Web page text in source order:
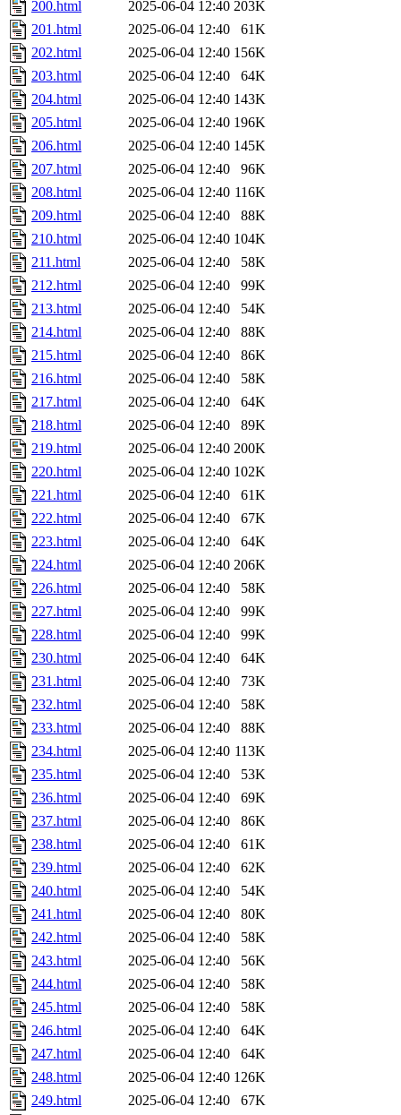
200.html
2025-06-04 12:40 203K
201.html
2025-06-04 12:40
61K
202.html
2025-06-04 12:40 156K
203.html
2025-06-04 12:40
64K
204.html
2025-06-04 12:40 143K
205.html
2025-06-04 12:40 196K
206.html
2025-06-04 12:40 145K
207.html
2025-06-04 12:40
96K
208.html
2025-06-04 12:40 116K
209.html
2025-06-04 12:40
88K
210.html
2025-06-04 12:40 104K
211.html
2025-06-04 12:40
58K
212.html
2025-06-04 12:40
99K
213.html
2025-06-04 12:40
54K
214.html
2025-06-04 12:40
88K
215.html
2025-06-04 12:40
86K
216.html
2025-06-04 12:40
58K
217.html
2025-06-04 12:40
64K
218.html
2025-06-04 12:40
89K
219.html
2025-06-04 12:40 200K
220.html
2025-06-04 12:40 102K
221.html
2025-06-04 12:40
61K
222.html
2025-06-04 12:40
67K
223.html
2025-06-04 12:40
64K
224.html
2025-06-04 12:40 206K
226.html
2025-06-04 12:40
58K
227.html
2025-06-04 12:40
99K
228.html
2025-06-04 12:40
99K
230.html
2025-06-04 12:40
64K
231.html
2025-06-04 12:40
73K
232.html
2025-06-04 12:40
58K
233.html
2025-06-04 12:40
88K
234.html
2025-06-04 12:40 113K
235.html
2025-06-04 12:40
53K
236.html
2025-06-04 12:40
69K
237.html
2025-06-04 12:40
86K
238.html
2025-06-04 12:40
61K
239.html
2025-06-04 12:40
62K
240.html
2025-06-04 12:40
54K
241.html
2025-06-04 12:40
80K
242.html
2025-06-04 12:40
58K
243.html
2025-06-04 12:40
56K
244.html
2025-06-04 12:40
58K
245.html
2025-06-04 12:40
58K
246.html
2025-06-04 12:40
64K
247.html
2025-06-04 12:40
64K
248.html
2025-06-04 12:40 126K
249.html
2025-06-04 12:40
67K